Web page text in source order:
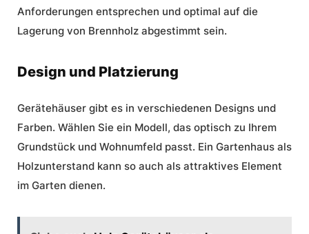
Anforderungen entsprechen und optimal auf die
Lagerung von Brennholz abgestimmt sein.
Design und Platzierung
Gerätehäuser gibt es in verschiedenen Designs und
Farben. Wählen Sie ein Modell, das optisch zu Ihrem
Grundstück und Wohnumfeld passt. Ein Gartenhaus als
Holzunterstand kann so auch als attraktives Element
im Garten dienen.